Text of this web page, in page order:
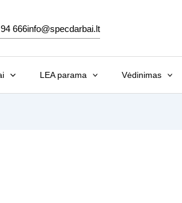
666info@specdarbai.lt
LEA parama Vėdinimas